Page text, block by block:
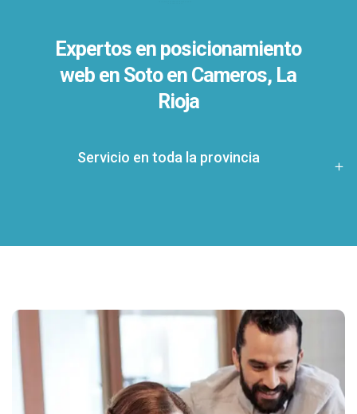
Expertos en posicionamiento
web en Soto en Cameros, La
Rioja
Servicio en toda la provincia